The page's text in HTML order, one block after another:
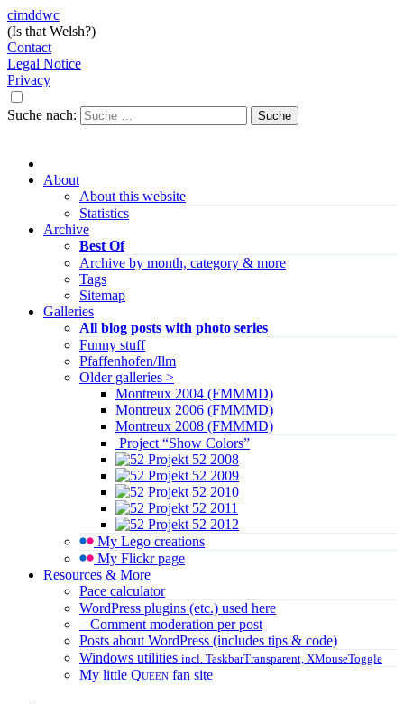
cimddwc
(Is that Welsh?)
Contact
Legal Notice
Privacy
Suche nach:
About
About this website
Statistics
Archive
Best Of
Archive by month, category & more
Tags
Sitemap
Galleries
All blog posts with photo series
Funny stuff
Pfaffenhofen/Ilm
Older galleries >
Montreux 2004 (FMMMD)
Montreux 2006 (FMMMD)
Montreux 2008 (FMMMD)
Project “Show Colors”
Projekt 52 2008
Projekt 52 2009
Projekt 52 2010
Projekt 52 2011
Projekt 52 2012
My Lego creations
My Flickr page
Resources & More
Pace calculator
WordPress plugins (etc.) used here
– Comment moderation per post
Posts about WordPress (includes tips & code)
Windows utilities incl. TaskbarTransparent, XMouseToggle
My little Queen fan site